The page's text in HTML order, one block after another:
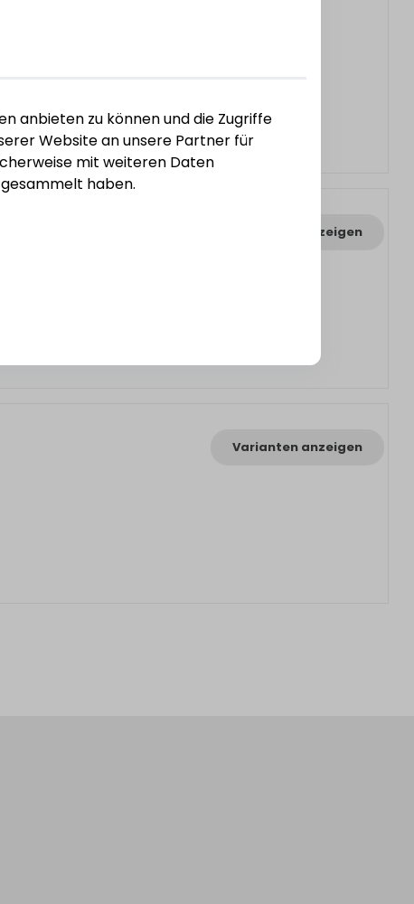
Varianten anzeigen
Varianten anzeigen
anbieten zu können und die Zugriffe
Website an unsere Partner für
mit weiteren Daten
haben.